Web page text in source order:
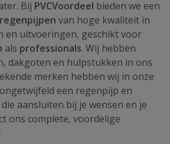
Bij PVCVoordeel bieden we een
regenpijpen van hoge kwaliteit in
en uitvoeringen, geschikt voor
als professionals. Wij hebben
dakgoten en hulpstukken in ons
merken hebben wij in onze
een regenpijp en
aansluiten bij je wensen en je
ons complete, voordelige